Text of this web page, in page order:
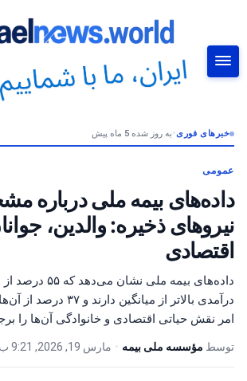
خبرهای فوری•به روز شده 5 ماه پیش
عمومی
داده‌های بیمه ملی درباره
نیروهای ذخیره: والدین،
اقتصادی
داده‌های بیمه ملی
درآمدی بالاتر از میانگین
امر نقش حیاتی اقتصادی و خانوادگی آن‌ها را
توسط مؤسسه ملی بیمه • مارس 19, 2026, 9:21 ب.ظ